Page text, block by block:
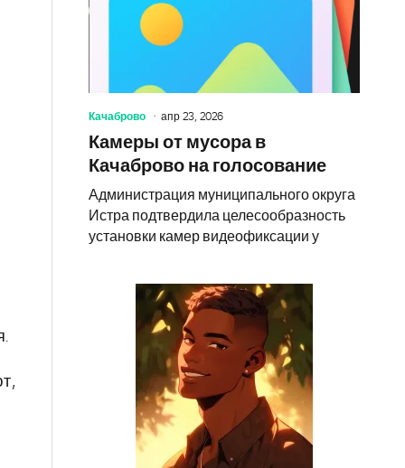
Качаброво апр 23, 2026
Камеры от мусора в
Качаброво на голосование
Администрация муниципального округа
Истра подтвердила целесообразность
установки камер видеофиксации у